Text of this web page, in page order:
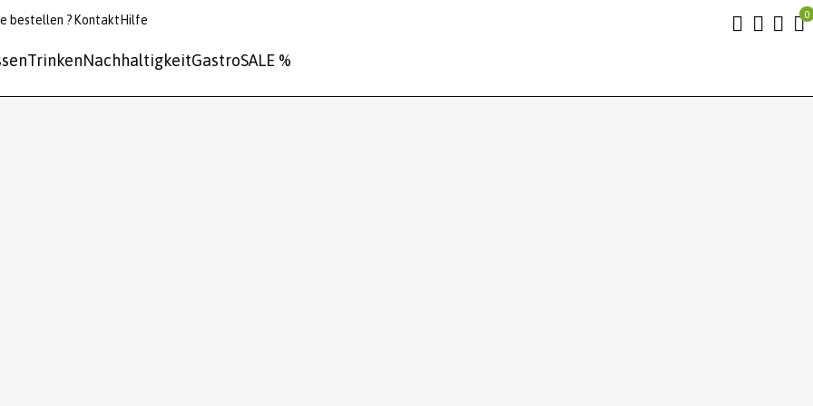
bestellen ? Kontakt Hilfe
TrinkenNachhaltigkeitGastroSALE %